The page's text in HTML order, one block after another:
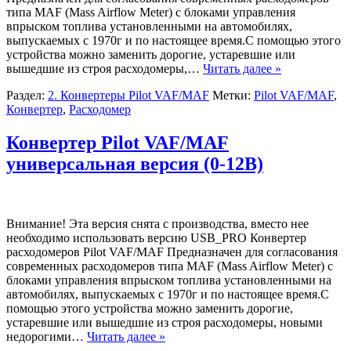
типа MAF (Mass Airflow Meter) с блоками управления
впрыском топлива установленными на автомобилях,
выпускаемых с 1970г и по настоящее время.С помощью этого
устройства можно заменить дорогие, устаревшие или
вышедшие из строя расходомеры,… Читать далее »
Раздел: 2. Конвертеры Pilot VAF/MAF Метки: Pilot VAF/MAF,
Конвертер, Расходомер
Конвертер Pilot VAF/MAF
универсальная версия (0-12В)
Внимание! Эта версия снята с производства, вместо нее
необходимо использовать версию USB_PRO Конвертер
расходомеров Pilot VAF/MAF Предназначен для согласования
современных расходомеров типа MAF (Mass Airflow Meter) с
блоками управления впрыском топлива установленными на
автомобилях, выпускаемых с 1970г и по настоящее время.С
помощью этого устройства можно заменить дорогие,
устаревшие или вышедшие из строя расходомеры, новыми
недорогими… Читать далее »